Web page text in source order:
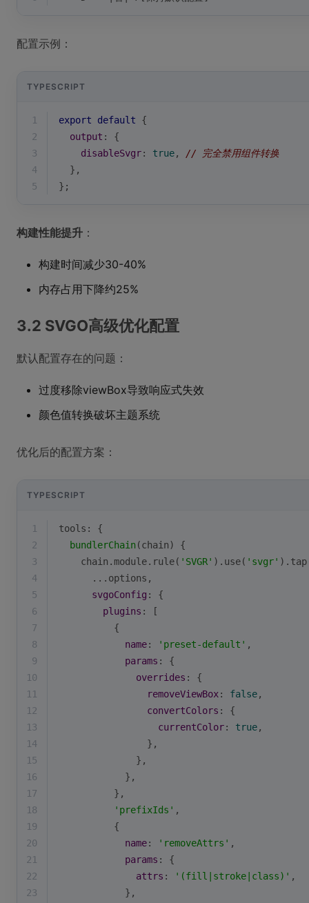
配置示例：
TYPESCRIPT
1 export default {
2
output : {
3
disableSvgr: true, // 完全禁用组件转换
4
  },
5
};
构建性能提升 ：
构建时间减少30-40%
内存占用下降约25%
3.2 SVGO高级优化配置
默认配置存在的问题：
过度移除viewBox导致响应式失效
颜色值转换破坏主题系统
优化后的配置方案：
TYPESCRIPT
1
tools: {
2
bundlerChain(chain)
{
3
    chain.module.rule(
'SVGR' ).use( 'svgr'
4
      ...options,
5
svgoConfig : {
6
plugins : [
7
          {
8
name: 'preset-default' ,
9
params : {
10
overrides : {
11
removeViewBox: false,
12
convertColors : {
13
currentColor: true,
14
                },
15
              },
16
            },
17
          },
18
'prefixIds' ,
19
          {
20
name: 'removeAttrs' ,
21
params : {
22
attrs : '(fill|stroke|class)' ,
23
            },